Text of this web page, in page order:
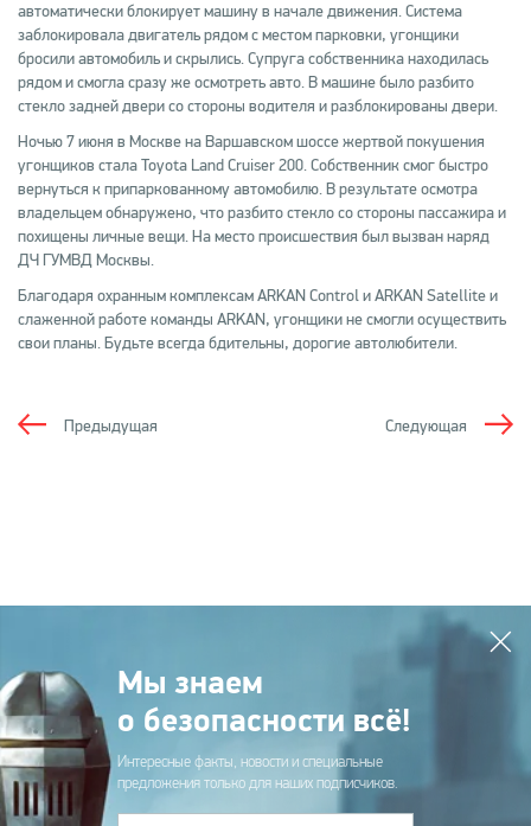
автоматически блокирует машину в начале движения. Система
заблокировала двигатель рядом с местом парковки, угонщики
бросили автомобиль и скрылись. Супруга собственника находилась
рядом и смогла сразу же осмотреть авто. В машине было разбито
стекло задней двери со стороны водителя и разблокированы двери.
Ночью 7 июня в Москве на Варшавском шоссе жертвой покушения
угонщиков стала Toyota Land Cruiser 200. Собственник смог быстро
вернуться к припаркованному автомобилю. В результате осмотра
владельцем обнаружено, что разбито стекло со стороны пассажира и
похищены личные вещи. На место происшествия был вызван наряд
ДЧ ГУМВД Москвы.
Благодаря охранным комплексам ARKAN Control и ARKAN Satellite и
слаженной работе команды ARKAN, угонщики не смогли осуществить
свои планы. Будьте всегда бдительны, дорогие автолюбители.
Следующая
Предыдущая
Мы знаем
о безопасности всё!
Интересные факты, новости и специальные
предложения только для наших подписчиков.